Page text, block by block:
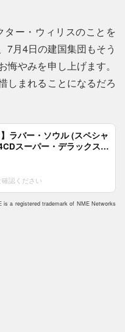
ター・ウィリスのことを
7月4日の建国集団もそう
やみを申し上げます。
しまれることになるだろ
】ラバー・ソウル (スペシャ
スーパー・デラックス)
CD)(特典:B2ポスター付)
認ください
a registered trademark of NME Networks